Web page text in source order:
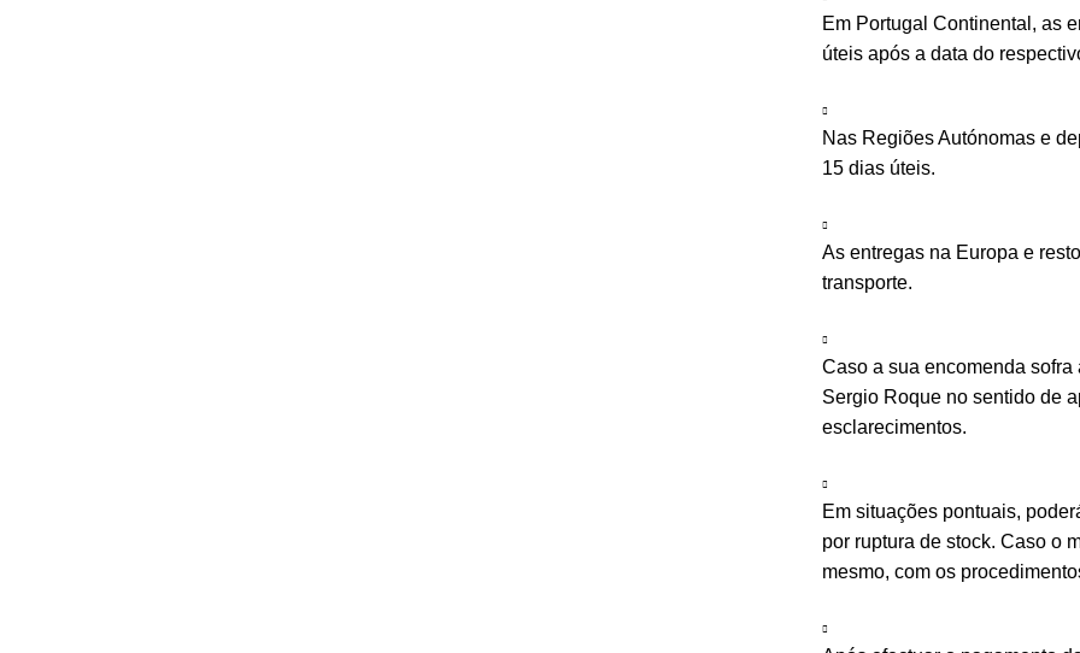
Em Portugal Continental, as
úteis após a data do
Nas Regiões Autónomas e
15 dias úteis.
As entregas na Europa e
transporte.
Caso a sua encomenda
Sergio Roque no sentido de
esclarecimentos.
Em situações pontuais,
por ruptura de stock. Caso o
mesmo, com os